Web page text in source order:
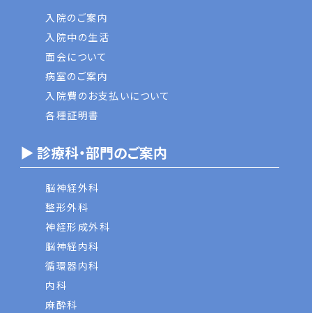
入院のご案内
入院中の生活
面会について
病室のご案内
入院費のお支払いについて
各種証明書
▶ 診療科・部門のご案内
脳神経外科
整形外科
神経形成外科
脳神経内科
循環器内科
内科
麻酔科